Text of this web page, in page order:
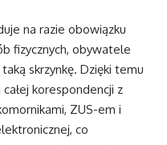
na razie obowiązku
fizycznych, obywatele
skrzynkę. Dzięki temu
korespondencji z
ZUS-em i
co